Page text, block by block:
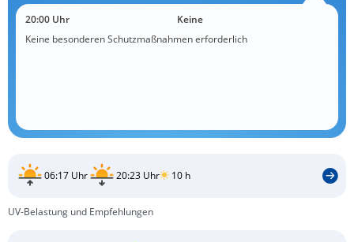
20:00 Uhr
Keine
Keine besonderen Schutzmaßnahmen erforderlich
06:17 Uhr 20:23 Uhr 10 h
UV-Belastung und Empfehlungen